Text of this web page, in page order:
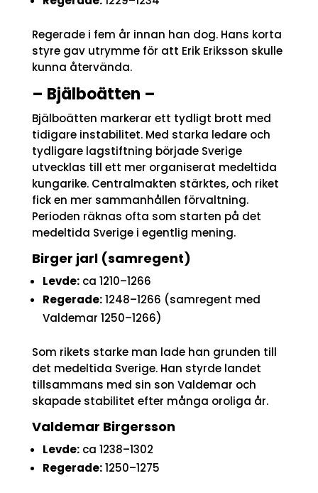
Regerade i fem år innan han dog. Hans korta
styre gav utrymme för att Erik Eriksson skulle
kunna återvända.
– Bjälboätten –
Bjälboätten markerar ett tydligt brott med
tidigare instabilitet. Med starka ledare och
tydligare lagstiftning började Sverige
utvecklas till ett mer organiserat medeltida
kungarike. Centralmakten stärktes, och riket
fick en mer sammanhållen förvaltning.
Perioden räknas ofta som starten på det
medeltida Sverige i egentlig mening.
Birger jarl (samregent)
Levde:ca 1210–1266
Regerade:1248–1266 (samregent med
Valdemar 1250–1266)
Som rikets starke man lade han grunden till
det medeltida Sverige. Han styrde landet
tillsammans med sin son Valdemar och
skapade stabilitet efter många oroliga år.
Valdemar Birgersson
Levde:ca 1238–1302
Regerade:1250–1275